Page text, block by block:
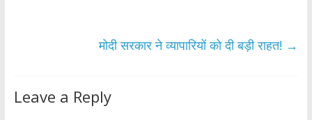
p
मोदी सरकार ने व्यापारियों को दी बड़ी राहत! →
Leave a Reply